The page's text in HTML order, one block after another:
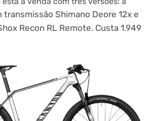
transmissão Shimano Deore 12x e
Recon RL Remote. Custa 1.949